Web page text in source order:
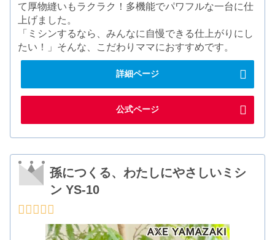
て厚物縫いもラクラク！多機能でパワフルな一台に仕
上げました。
「ミシンするなら、みんなに自慢できる仕上がりにし
たい！」そんな、こだわりママにおすすめです。
詳細ページ
公式ページ
孫につくる、わたしにやさしいミシ
ン YS-10